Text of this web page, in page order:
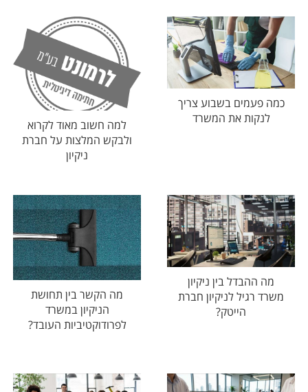
כמה פעמים בשבוע צריך
לנקות את המשרד
למה חשוב מאוד לקרוא
ולבקש המלצות על חברת
ניקיון
מה ההבדל בין ניקיון
משרד רגיל לניקיון חברת
הייטק?
מה הקשר בין תחושת
הניקיון במשרד
לפרודוקטיביות העובד?